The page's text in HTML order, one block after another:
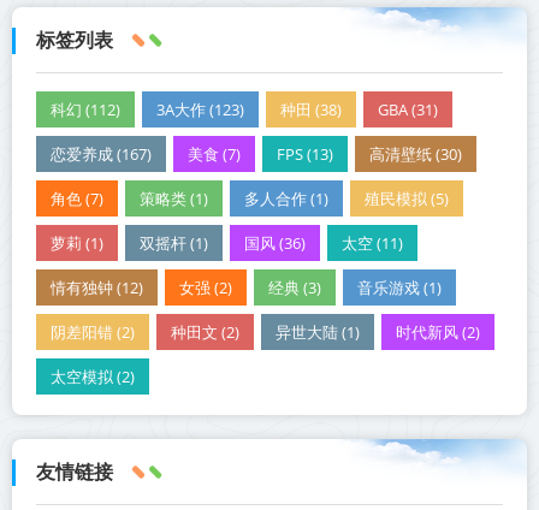
标签列表
科幻 (112) 3A大作 (123) 种田 (38) GBA (31)
恋爱养成 (167) 美食 (7) FPS (13) 高清壁纸 (30)
角色 (7) 策略类 (1) 多人合作 (1) 殖民模拟 (5)
萝莉 (1) 双摇杆 (1) 国风 (36) 太空 (11)
情有独钟 (12) 女强 (2) 经典 (3) 音乐游戏 (1)
阴差阳错 (2) 种田文 (2) 异世大陆 (1) 时代新风 (2)
太空模拟 (2)
友情链接